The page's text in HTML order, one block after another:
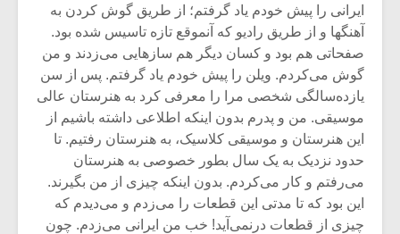
ایرانی را پیش خودم یاد گرفتم؛ از طریق گوش کردن به
آهنگها و از طریق رادیو که آنموقع تازه تاسیس شده بود.
صفحاتی هم بود و کسان دیگر هم سازهایی می‌زدند و من
گوش می‌کردم. ویلن را پیش خودم یاد گرفتم. پس از سن
یازده‌سالگی شخصی مرا را معرفی کرد به هنرستان عالی
موسیقی. من و پدرم بدون اینکه اطلاعی داشته باشیم از
این هنرستان و موسیقی کلاسیک، به هنرستان رفتیم. تا
حدود نزدیک به یک سال بطور خصوصی به هنرستان
می‌رفتم و کار می‌کردم. بدون اینکه چیزی از من بگیرند.
این بود که تا مدتی این قطعات را می‌زدم و می‌دیدم که
چیزی از قطعات درنمی‌آید! خب من ایرانی می‌زدم. چون